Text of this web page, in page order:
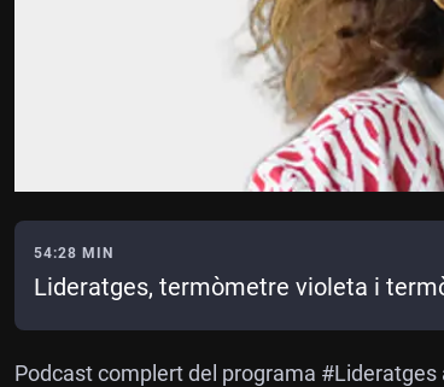
54:28 MIN
Lideratges, termòmetre violeta i
Podcast complert del programa #Lideratges